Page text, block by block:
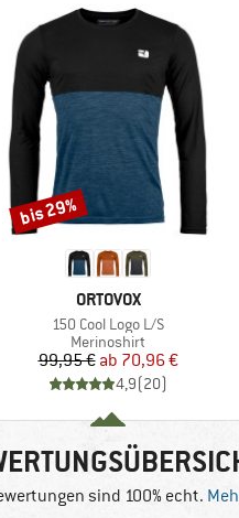
MARKE
ORTOVOX
Artikel
150 Cool Logo L/S
Produktgruppe
Merinoshirt
Preis
99,95 € reduzierter Preis
ab 70,96 €
4,9(20)
Rabatt
bis 29%
sind 100% echt.